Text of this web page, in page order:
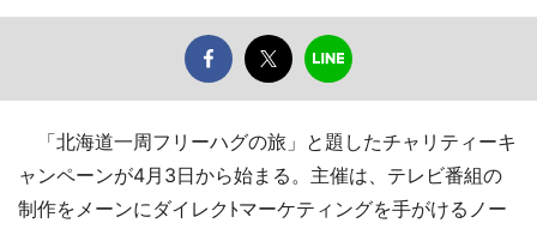
「北海道一周フリーハグの旅」と題したチャリティーキ
ャンペーンが4月3日から始まる。主催は、テレビ番組の
制作をメーンにダイレクﾄマーケティングを手がけるノー